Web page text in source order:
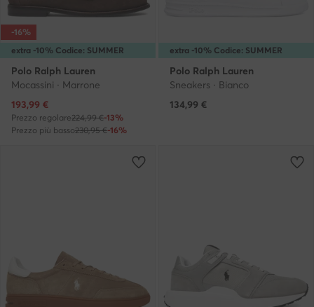
extra -10% Codice: SUMMER
-16%
Polo Ralph Lauren
Mocassini · Marrone
Prezzo attuale
193,99 €
Prezzo regolare224,99 €-13%
Prezzo più basso230,95 €-16%
extra -10% Codice: SUMMER
Polo Ralph Lauren
Sneakers · Bianco
134,99 €